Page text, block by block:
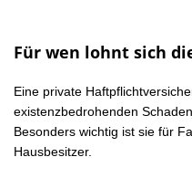
Für wen lohnt sich
Eine private
existenzbedrohenden
Besonders wichtig ist sie für
Hausbesitzer.